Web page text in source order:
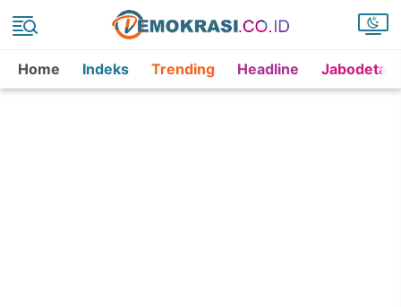
Home Indeks Trending Headline